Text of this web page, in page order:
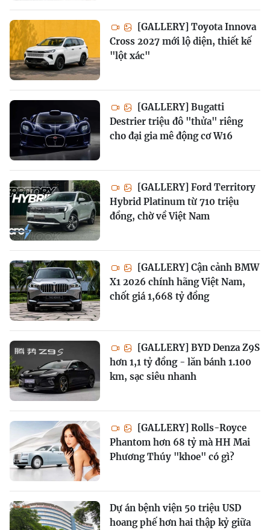
[GALLERY] Toyota Innova
Cross 2027 mới lộ diện, thiết kế
"lột xác"
[GALLERY] Bugatti
Destrier triệu đô "thửa" riêng
cho đại gia mê động cơ W16
[GALLERY] Ford Territory
Hybrid Platinum từ 710 triệu
đồng, chờ về Việt Nam
[GALLERY] Cận cảnh BMW
X1 2026 chính hãng Việt Nam,
chốt giá 1,668 tỷ đồng
[GALLERY] BYD Denza Z9S
hơn 1,1 tỷ đồng - lăn bánh 1.100
km, sạc siêu nhanh
[GALLERY] Rolls-Royce
Phantom hơn 68 tỷ mà HH Mai
Phương Thúy "khoe" có gì?
Dự án bệnh viện 50 triệu USD
hoang phế hơn hai thập kỷ giữa